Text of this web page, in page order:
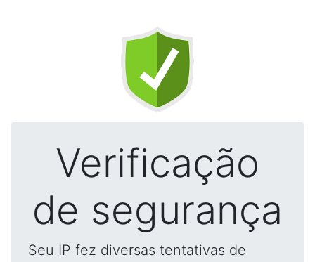
Verificação
de segurança
Seu IP fez diversas tentativas de